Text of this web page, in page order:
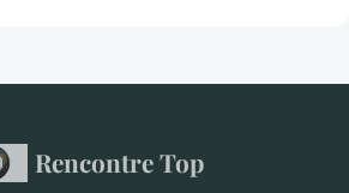
Rencontre Top